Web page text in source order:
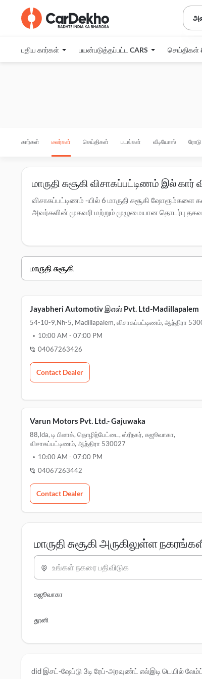
புதிய கார்கள் பயன்படுத்தப்பட்ட CARS செய்திகள்
கார்கள் டீலர்கள் செய்திகள் படங்கள் வீடியோஸ்
மாருதி சுசூகி விசாகப்பட்டிணம் இல்
விசாகப்பட்டிணம் -யில் 6 மாருதி சுசூகி
அவர்களின் முகவரி மற்றும் முழுமையான தொடர்பு
ஷோரூம்கள் உள்ளன. மாருதி சுசூகி கார்களின்
Jayabheri Automotiv இஎஸ் Pvt. Ltd-Madillapalem
54-10-9,nh-5, Madillapalem, விசாகப்பட்டிணம், ஆந்திரா
10:00 AM - 07:00 PM
04067263426
Contact Dealer
Varun Motors Pvt. Ltd.- Gajuwaka
88,ida, டி பிளாக், தொழிற்பேட்டை, ஸ்ரீநகர், கஜூவாகா,
விசாகப்பட்டிணம், ஆந்திரா 530027
10:00 AM - 07:00 PM
04067263442
Contact Dealer
மாருதி சுசூகி அருகிலுள்ள
உங்கள் நகரை பதிவிடுக
கஜூவாகா
தூனி
did இசட்-ஷேப்டு 3டி ரேப்-அரவுண்ட் எல்இடி டெயில்